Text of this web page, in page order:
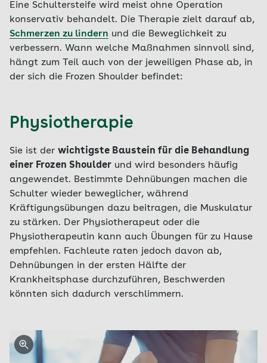
Eine Schultersteife wird meist ohne Operation
konservativ behandelt. Die Therapie zielt darauf ab,
Schmerzen zu lindern und die Beweglichkeit zu
verbessern. Wann welche Maßnahmen sinnvoll sind,
hängt zum Teil auch von der jeweiligen Phase ab, in
der sich die Frozen Shoulder befindet:
Physiotherapie
Sie ist der wichtigste Baustein für die Behandlung
einer Frozen Shoulder und wird besonders häufig
angewendet. Bestimmte Dehnübungen machen die
Schulter wieder beweglicher, während
Kräftigungsübungen dazu beitragen, die Muskulatur
zu stärken. Der Physiotherapeut oder die
Physiotherapeutin kann auch Übungen für zu Hause
empfehlen. Fachleute raten jedoch davon ab,
Dehnübungen in der ersten Hälfte der
Krankheitsphase durchzuführen, Beschwerden
könnten sich dadurch verschlimmern.